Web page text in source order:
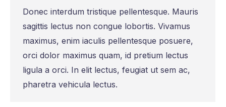
Donec interdum tristique pellentesque. Mauris
sagittis lectus non congue lobortis. Vivamus
maximus, enim iaculis pellentesque posuere,
orci dolor maximus quam, id pretium lectus
ligula a orci. In elit lectus, feugiat ut sem ac,
pharetra vehicula lectus.